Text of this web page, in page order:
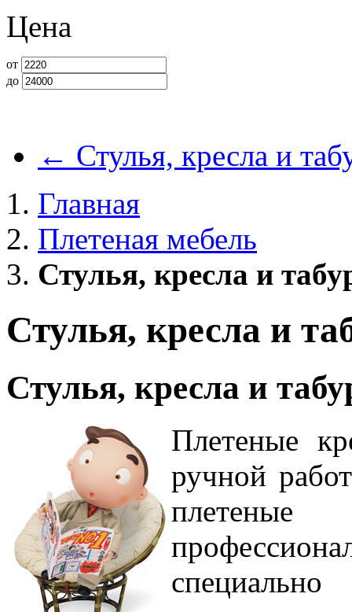
Цена
от
до
← Стулья, кресла и
Главная
Плетеная мебель
Стулья, кресла и
Стулья, кресла и
Стулья, кресла и
Плетеные
ручной
плетеные